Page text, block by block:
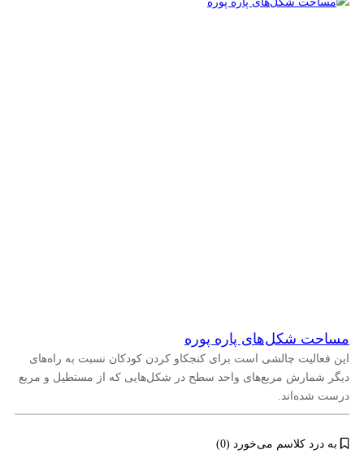
مساحت شکل‌های پاره پوره
این فعالیت چالشی است برای کنجکاو کردن کودکان نسبت به راه‌های
دیگر شمارش مربع‌های واحد سطح در شکل‌هایی که از مستطیل و مربع
درست شده‌اند.
به درد کلاسم می‌خورد (0)